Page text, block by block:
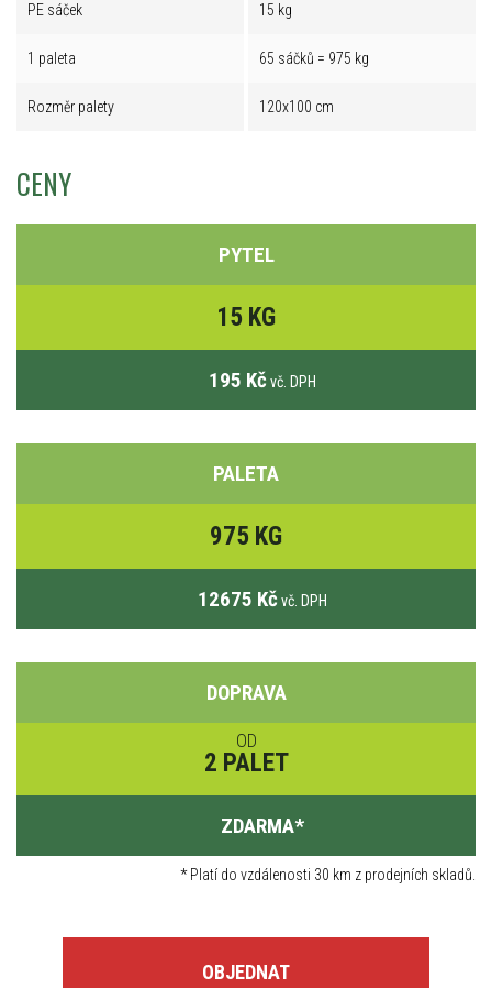
PE sáček 15 kg
1 paleta 65 sáčků = 975 kg
Rozměr palety 120x100 cm
CENY
PYTEL
15 KG
195 Kč vč. DPH
PALETA
975 KG
12675 Kč vč. DPH
DOPRAVA
OD
2 PALET
ZDARMA*
*Platí do vzdálenosti 30 km z prodejních skladů.
OBJEDNAT